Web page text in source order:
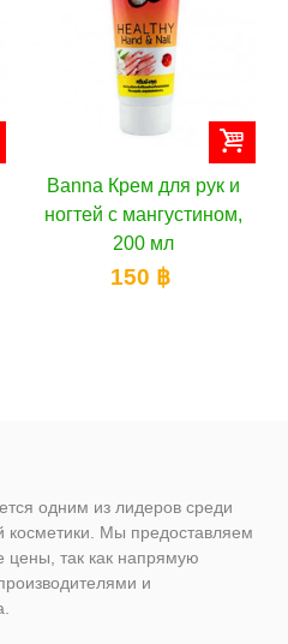
Banna Крем для рук и
ногтей c мангустином,
200 мл
150 ฿
одним из лидеров среди
косметики. Мы предоставляем
так как напрямую
и